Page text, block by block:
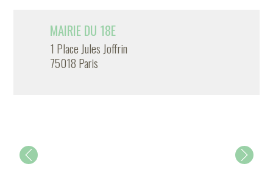
MAIRIE DU 18E
1 Place Jules Joffrin
75018 Paris